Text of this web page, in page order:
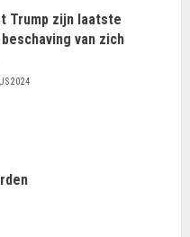
Trump zijn laatste
van zich
2024